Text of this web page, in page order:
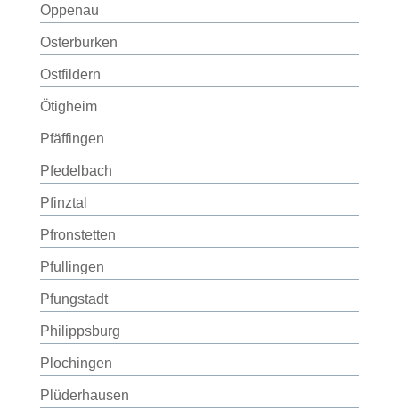
Oppenau
Osterburken
Ostfildern
Ötigheim
Pfäffingen
Pfedelbach
Pfinztal
Pfronstetten
Pfullingen
Pfungstadt
Philippsburg
Plochingen
Plüderhausen